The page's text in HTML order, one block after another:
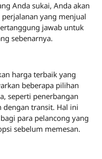
Anda sukai, Anda akan
yang menjual
jawab untuk
sebenarnya.
harga terbaik yang
beberapa pilihan
seperti penerbangan
dengan transit. Hal ini
para pelancong yang
sebelum memesan.